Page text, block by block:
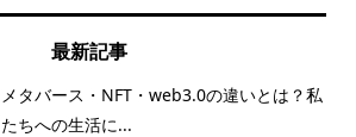
最新記事
メタバース・NFT・web3.0の違いとは？私
たちへの生活に...